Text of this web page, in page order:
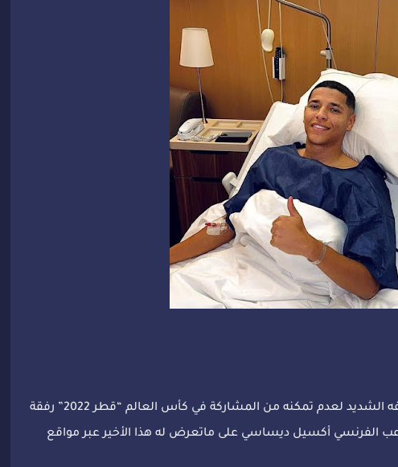
عبر الدولي المغربي امين حارثعن أسفه الشديد لعدم تمكنه من المشاركة في كأس العالم “قطر 2022” رفقة
الفرنسي أكسيل ديساسي على ماتعرض له هذا الأخير عبر مواقع